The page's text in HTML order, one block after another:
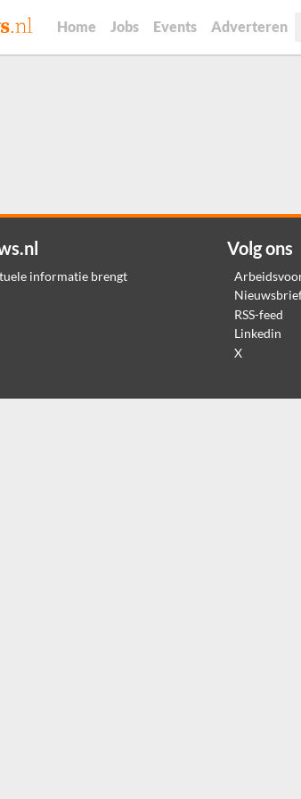
Home Jobs Events Adverteren
informatie brengt
Volg ons
RSS-feed
Linkedin
X